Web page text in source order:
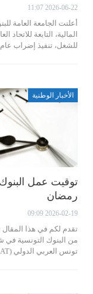
2026-06-22 11:07
أعلنت الجامعة العامة
المالية، التابعة للاتحاد
للشغل، تنفيذ إضراب
الأخبار الوطنية
توقيت عمل
رمضان
2026-02-19 09:09
تقدم لكم في هذا
من البنوك التونسية
تونس العربي الدولي (BIAT): من الساعة…